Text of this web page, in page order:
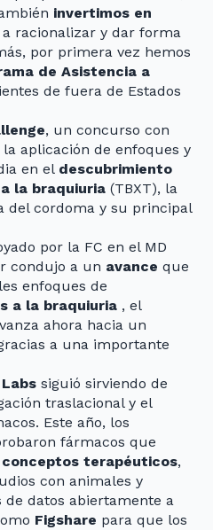
invertimos en
racionalizar y dar forma
por primera vez hemos
de Asistencia a
de fuera de Estados
, un concurso con
aplicación de enfoques y
en el descubrimiento
la braquiuria (TBXT), la
del cordoma y su principal
por la FC en el MD
condujo a un avance que
enfoques de
a la braquiuria , el
ahora hacia un
a una importante
siguió sirviendo de
traslacional y el
Este año, los
fármacos que
conceptos terapéuticos,
con animales y
datos abiertamente a
Figshare para que los